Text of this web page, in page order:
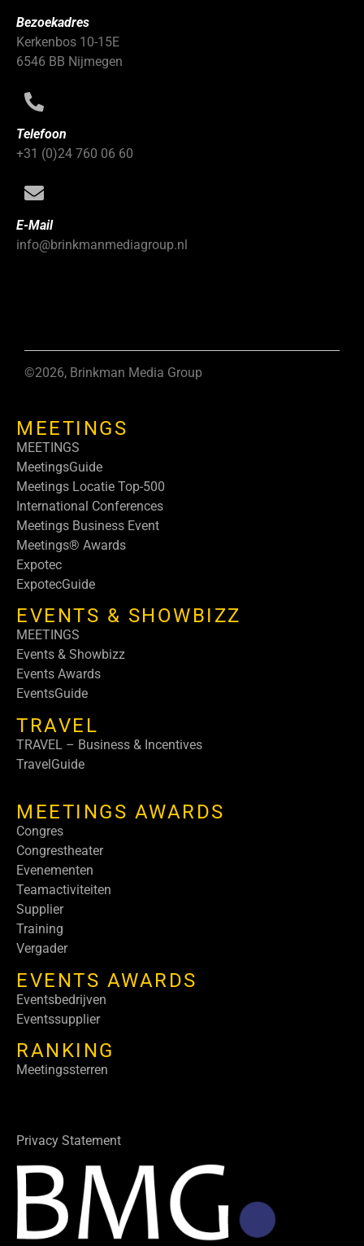
Bezoekadres
Kerkenbos 10-15E
6546 BB Nijmegen
Telefoon
+31 (0)24 760 06 60
E-Mail
info@brinkmanmediagroup.nl
©2026, Brinkman Media Group
MEETINGS
MEETINGS
MeetingsGuide
Meetings Locatie Top-500
International Conferences
Meetings Business Event
Meetings® Awards
Expotec
ExpotecGuide
EVENTS & SHOWBIZZ
MEETINGS
Events & Showbizz
Events Awards
EventsGuide
TRAVEL
TRAVEL – Business & Incentives
TravelGuide
MEETINGS AWARDS
Congres
Congrestheater
Evenementen
Teamactiviteiten
Supplier
Training
Vergader
EVENTS AWARDS
Eventsbedrijven
Eventssupplier
RANKING
Meetingssterren
Privacy Statement